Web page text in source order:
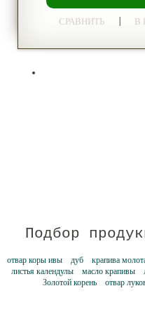
СРАВНИТЬ В
Подбор
отвар коры ивы дуб крапива
листья календулы
масло крапивы
Золотой корень
отвар